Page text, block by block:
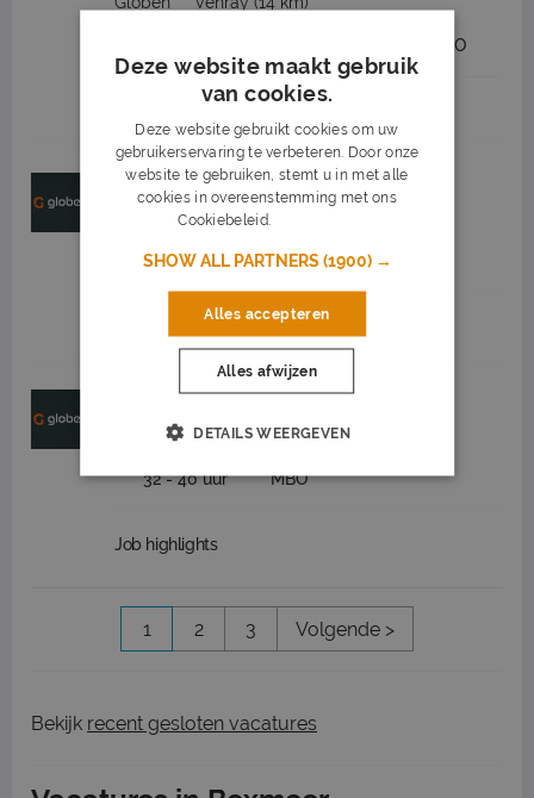
MBO
Medewerker bosmaaier in Venray
Venray (14 km)
32 - 40 uur MBO
Machinist veegmachine Venray
Globen Venray (14 km)
32 - 40 uur MBO
Job highlights
1 2 3 Volgende >
Bekijk recent gesloten vacatures
Deze website maakt gebruik
van cookies.
Deze website gebruikt cookies om uw
gebruikerservaring te verbeteren. Door onze
website te gebruiken, stemt u in met alle
cookies in overeenstemming met ons
Cookiebeleid.
SHOW ALL PARTNERS(1900) →
Alles accepteren
Alles afwijzen
DETAILS WEERGEVEN